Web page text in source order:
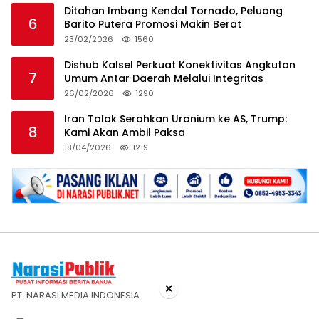
6
Ditahan Imbang Kendal Tornado, Peluang
Barito Putera Promosi Makin Berat
23/02/2026 1560
7
Dishub Kalsel Perkuat Konektivitas Angkutan
Umum Antar Daerah Melalui Integritas
26/02/2026 1290
8
Iran Tolak Serahkan Uranium ke AS, Trump:
Kami Akan Ambil Paksa
18/04/2026 1219
PT. NARASI MEDIA INDONESIA ×